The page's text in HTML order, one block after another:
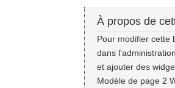
À propos de
Pour modifier cette
dans
et ajouter des
Modèle de page 2